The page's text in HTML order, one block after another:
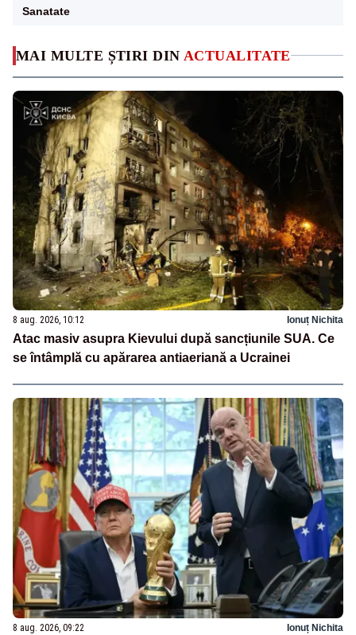
MAI MULTE ȘTIRI DIN ACTUALITATE
8 aug. 2026, 10:12 Ionuț Nichita
Atac masiv asupra Kievului după sancțiunile SUA. Ce
se întâmplă cu apărarea antiaeriană a Ucrainei
8 aug. 2026, 09:22 Ionuț Nichita
Sanatate